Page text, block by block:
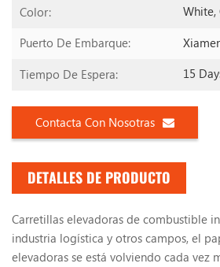
Color: White,
Puerto De Embarque:
Tiempo De Espera: 15
Contacta Con Nosotras
DETALLES DE PRODUCTO
Carretillas elevadoras de combustible
industria logística y otros campos, el
elevadoras se está volviendo cada vez